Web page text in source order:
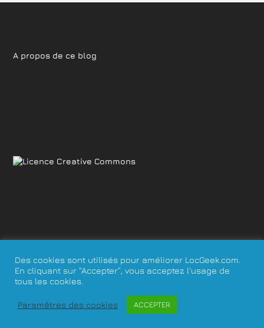
A propos de ce blog
Mentions légales
Des cookies sont utilisés pour améliorer LocGeek.com.
En cliquant sur “Accepter”, vous acceptez l'usage de
tous les cookies.
Paramêtres des cookies ACCEPTER